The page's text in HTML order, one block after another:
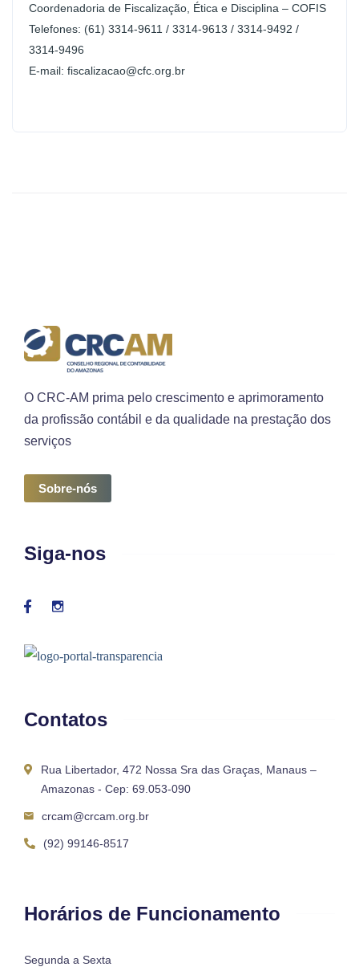
Coordenadoria de Fiscalização, Ética e Disciplina – COFIS
Telefones: (61) 3314-9611 / 3314-9613 / 3314-9492 /
3314-9496
E-mail: fiscalizacao@cfc.org.br
O CRC-AM prima pelo crescimento e aprimoramento
da profissão contábil e da qualidade na prestação dos
serviços
Sobre-nós
Siga-nos
Contatos
Rua Libertador, 472 Nossa Sra das Graças, Manaus –
Amazonas - Cep: 69.053-090
crcam@crcam.org.br
(92) 99146-8517
Horários de Funcionamento
Segunda a Sexta